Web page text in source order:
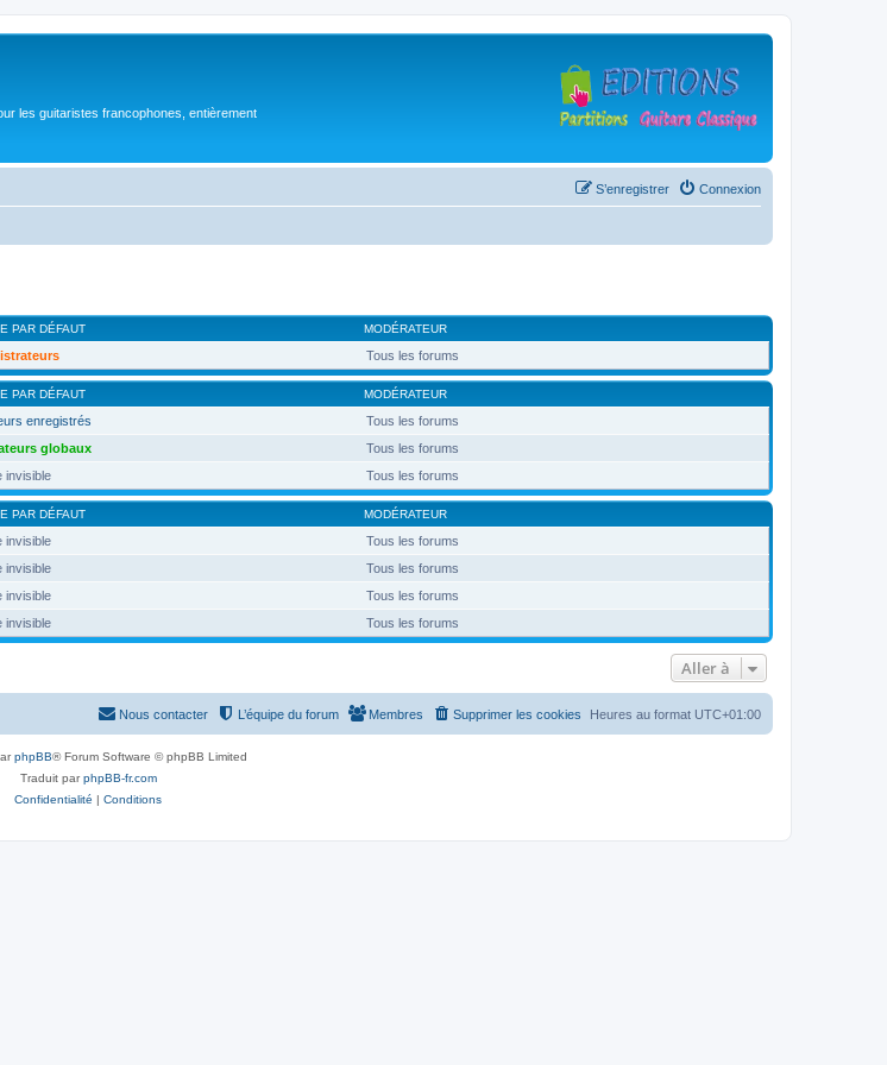
les guitaristes francophones, entièrement
Connexion
S’enregistrer
PAR DÉFAUT MODÉRATEUR
Tous les forums
PAR DÉFAUT MODÉRATEUR
enregistrés
Tous les forums
globaux
Tous les forums
invisible Tous les forums
PAR DÉFAUT MODÉRATEUR
invisible
Tous les forums
invisible
Tous les forums
invisible
Tous les forums
invisible Tous les forums
Aller à
Heures au format UTC+01:00
Supprimer les cookies
Membres
L’équipe du forum
Nous contacter
phpBB® Forum Software © phpBB Limited
Traduit parphpBB-fr.com
Confidentialité | Conditions